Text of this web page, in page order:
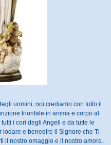
uomini, noi crediamo con tutto il
trionfale in anima e corpo al
i cori degli Angeli e da tutte le
lodare e benedire il Signore che Ti
il nostro omaggio e il nostro amore.